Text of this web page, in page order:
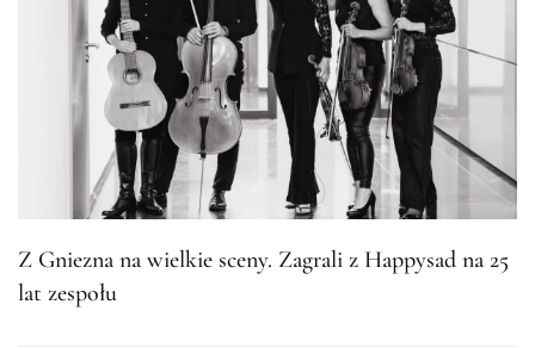
Z Gniezna na wielkie sceny. Zagrali z Happysad na 25
lat zespołu